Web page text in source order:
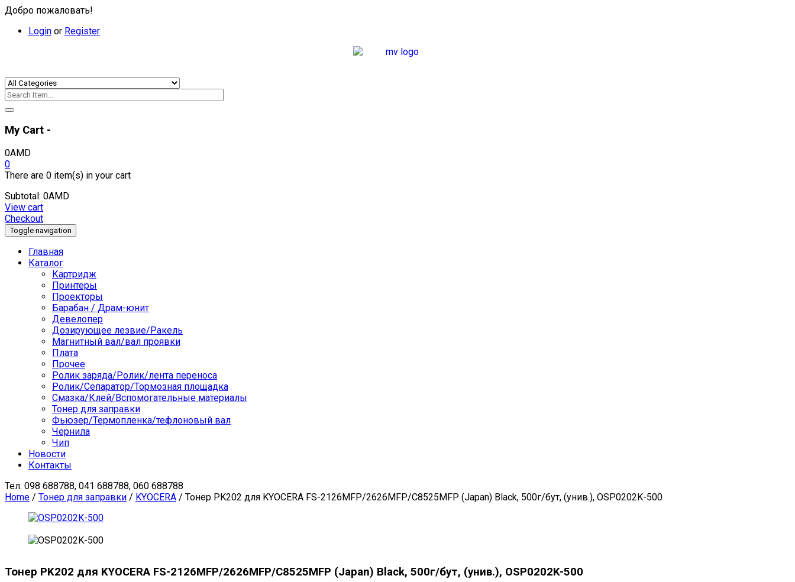
Добро пожаловать!
Login or Register
My Cart -
0AMD
0
There are 0 item(s) in your cart
Subtotal: 0AMD
View cart
Checkout
Toggle navigation
Главная
Каталог
Картридж
Принтеры
Проекторы
Барабан / Драм-юнит
Девелопер
Дозирующее лезвие/Ракель
Магнитный вал/вал проявки
Плата
Прочее
Ролик заряда/Ролик/лента переноса
Ролик/Сепаратор/Тормозная площадка
Смазка/Клей/Вспомогательные материалы
Тонер для заправки
Фьюзер/Термопленка/тефлоновый вал
Чернила
Чип
Новости
Контакты
Тел. 098 688788, 041 688788, 060 688788
Home / Тонер для заправки / KYOCERA / Тонер PK202 для KYOCERA FS-2126MFP/2626MFP/C8525MFP (Japan) Black, 500г/бут, (унив.), OSP0202K-500
Тонер PK202 для KYOCERA FS-2126MFP/2626MFP/C8525MFP (Japan) Black, 500г/бут, (унив.), OSP0202K-500